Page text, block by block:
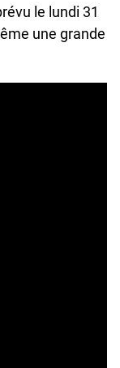
le lundi 31
une grande